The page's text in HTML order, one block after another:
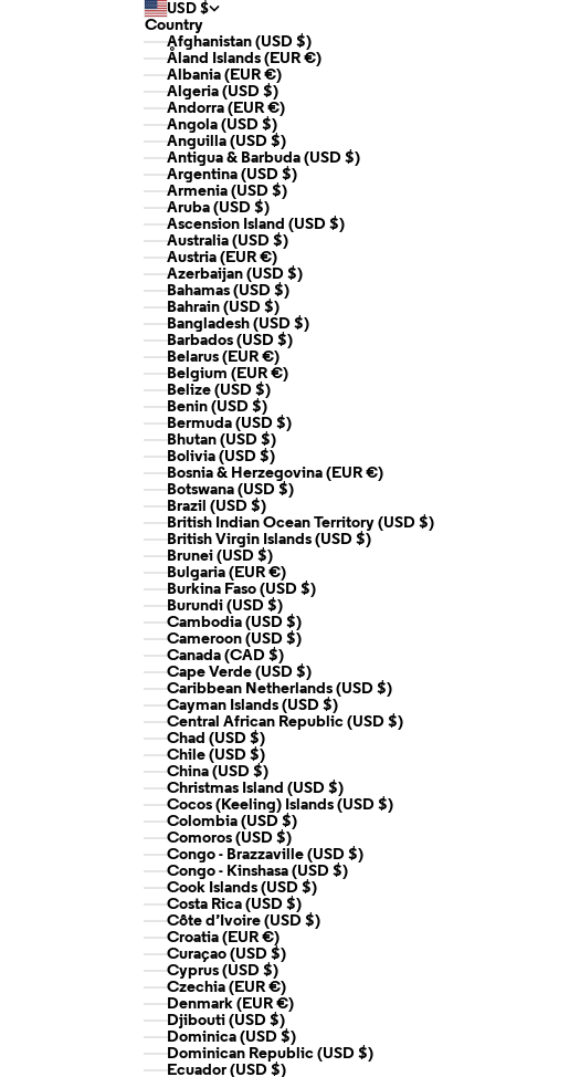
USD $
Country
Afghanistan (USD $)
Åland Islands (EUR €)
Albania (EUR €)
Algeria (USD $)
Andorra (EUR €)
Angola (USD $)
Anguilla (USD $)
Antigua & Barbuda (USD $)
Argentina (USD $)
Armenia (USD $)
Aruba (USD $)
Ascension Island (USD $)
Australia (USD $)
Austria (EUR €)
Azerbaijan (USD $)
Bahamas (USD $)
Bahrain (USD $)
Bangladesh (USD $)
Barbados (USD $)
Belarus (EUR €)
Belgium (EUR €)
Belize (USD $)
Benin (USD $)
Bermuda (USD $)
Bhutan (USD $)
Bolivia (USD $)
Bosnia & Herzegovina (EUR €)
Botswana (USD $)
Brazil (USD $)
British Indian Ocean Territory (USD $)
British Virgin Islands (USD $)
Brunei (USD $)
Bulgaria (EUR €)
Burkina Faso (USD $)
Burundi (USD $)
Cambodia (USD $)
Cameroon (USD $)
Canada (CAD $)
Cape Verde (USD $)
Caribbean Netherlands (USD $)
Cayman Islands (USD $)
Central African Republic (USD $)
Chad (USD $)
Chile (USD $)
China (USD $)
Christmas Island (USD $)
Cocos (Keeling) Islands (USD $)
Colombia (USD $)
Comoros (USD $)
Congo - Brazzaville (USD $)
Congo - Kinshasa (USD $)
Cook Islands (USD $)
Costa Rica (USD $)
Côte d’Ivoire (USD $)
Croatia (EUR €)
Curaçao (USD $)
Cyprus (USD $)
Czechia (EUR €)
Denmark (EUR €)
Djibouti (USD $)
Dominica (USD $)
Dominican Republic (USD $)
Ecuador (USD $)